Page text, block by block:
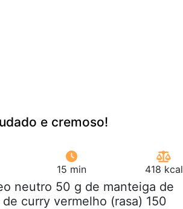
e cremoso!
15 min 418 kcal
neutro 50 g de manteiga de
curry vermelho (rasa) 150